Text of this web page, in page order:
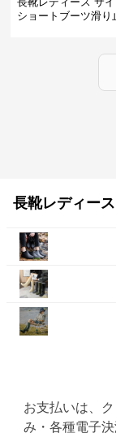
ショートブーツ滑り
長靴レディー
お支払いは、
み・各種電子